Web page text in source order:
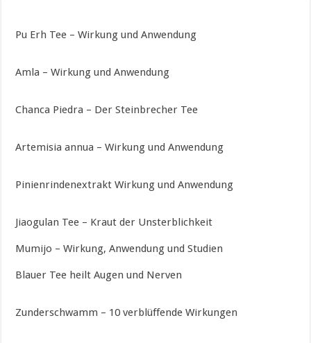
Pu Erh Tee – Wirkung und Anwendung
Amla – Wirkung und Anwendung
Chanca Piedra – Der Steinbrecher Tee
Artemisia annua – Wirkung und Anwendung
Pinienrindenextrakt Wirkung und Anwendung
Jiaogulan Tee – Kraut der Unsterblichkeit
Mumijo – Wirkung, Anwendung und Studien
Blauer Tee heilt Augen und Nerven
Zunderschwamm – 10 verblüffende Wirkungen